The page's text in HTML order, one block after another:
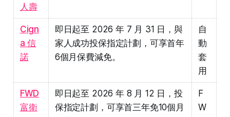
人壽
Cign
a 信
諾
即日起至 2026 年 7 月 31 日，與
家人成功投保指定計劃，可享首年
6個月保費減免。
自
動
套
用
FWD
富衛
即日起至 2026 年 8 月 12 日，投
保指定計劃，可享首三年免10個月
F
W